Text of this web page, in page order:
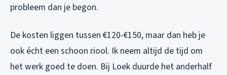
probleem dan je begon.
De kosten liggen tussen €120-€150, maar dan heb je
ook écht een schoon riool. Ik neem altijd de tijd om
het werk goed te doen. Bij Loek duurde het anderhalf